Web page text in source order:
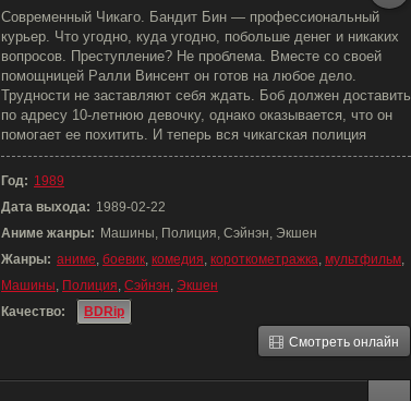
Современный Чикаго. Бандит Бин — профессиональный
курьер. Что угодно, куда угодно, побольше денег и никаких
вопросов. Преступление? Не проблема. Вместе со своей
помощницей Ралли Винсент он готов на любое дело.
Трудности не заставляют себя ждать. Боб должен доставить
по адресу 10-летнюю девочку, однако оказывается, что он
помогает ее похитить. И теперь вся чикагская полиция
Год: 1989
Дата выхода: 1989-02-22
Аниме жанры: Машины, Полиция, Сэйнэн, Экшен
Жанры: аниме, боевик, комедия, короткометражка, мультфильм,
Машины, Полиция, Сэйнэн, Экшен
Качество:
BDRip
Смотреть онлайн